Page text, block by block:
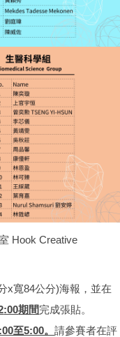
Hook Creative
x寬84公分)海報，並在
:00期間完成張貼。
至5:00。請參賽者在評